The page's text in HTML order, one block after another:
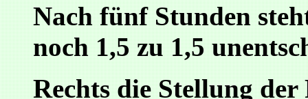
Nach fünf Stunden
noch 1,5 zu 1,5
Rechts die Stellung der